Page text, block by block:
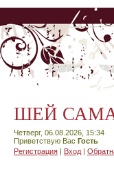
ШЕЙ
Четверг, 06.08.2026, 15:34
Приветствую Вас Гость
Регистрация | Вход |